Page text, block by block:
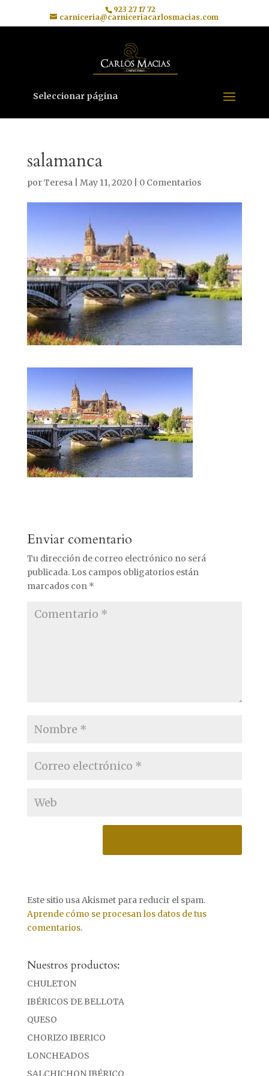
923 27 17 72
carniceria@carniceriacarlosmacias.com
Seleccionar página
salamanca
porTeresa| May 11, 2020| 0 Comentarios
Enviar comentario
Tu dirección de correo electrónico no será
publicada. Los campos obligatorios están
marcados con *
Este sitio usa Akismet para reducir el spam.
Aprende cómo se procesan los datos de tus
comentarios.
Nuestros productos:
CHULETON
IBÉRICOS DE BELLOTA
QUESO
CHORIZO IBERICO
LONCHEADOS
SALCHICHON IBÉRICO